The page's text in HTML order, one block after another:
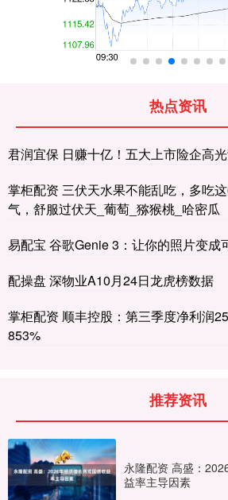
热点资讯
君润宜保 日赚十亿！五大上市险企高
掌柜配资 三伏天水果不能乱吃，多吃
气，舒服过伏天_葡萄_猕猴桃_哈密瓜
易配宝 谷歌Genie 3：让你的照片变成
配操盘 深物业A10月24日龙虎榜数据
掌柜配资 顺丰控股：第三季度净利润
853%
推荐资讯
永隆配资 高盛：
益率主导因素